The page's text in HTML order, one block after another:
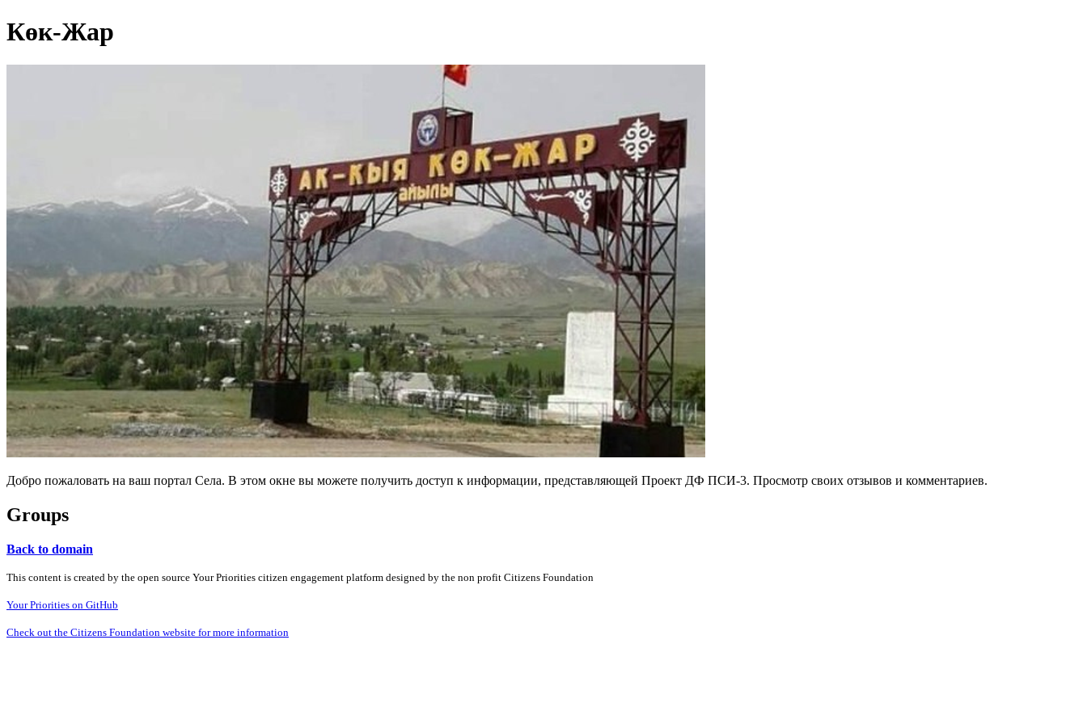
Көк-Жар
Добро пожаловать на ваш портал Села. В этом окне вы можете получить доступ к информации, представляющей Проект ДФ ПСИ-3. Просмотр своих отзывов и комментариев.
Groups
Back to domain
This content is created by the open source Your Priorities citizen engagement platform designed by the non profit Citizens Foundation
Your Priorities on GitHub
Check out the Citizens Foundation website for more information